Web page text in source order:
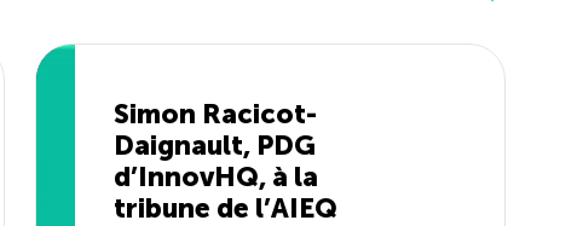
Simon Racicot-
Daignault, PDG
d’InnovHQ, à la
tribune de l’AIEQ